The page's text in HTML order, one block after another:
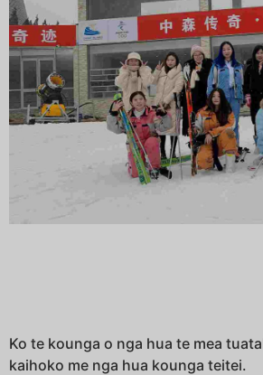
Ko te kounga o nga hua te mea
kaihoko me nga hua kounga teitei.